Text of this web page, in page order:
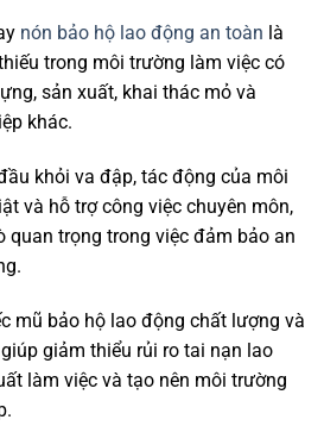
nón bảo hộ lao động an toàn là
trong môi trường làm việc có
sản xuất, khai thác mỏ và
khác.
khỏi va đập, tác động của môi
và hỗ trợ công việc chuyên môn,
quan trọng trong việc đảm bảo an
mũ bảo hộ lao động chất lượng và
giảm thiểu rủi ro tai nạn lao
làm việc và tạo nên môi trường